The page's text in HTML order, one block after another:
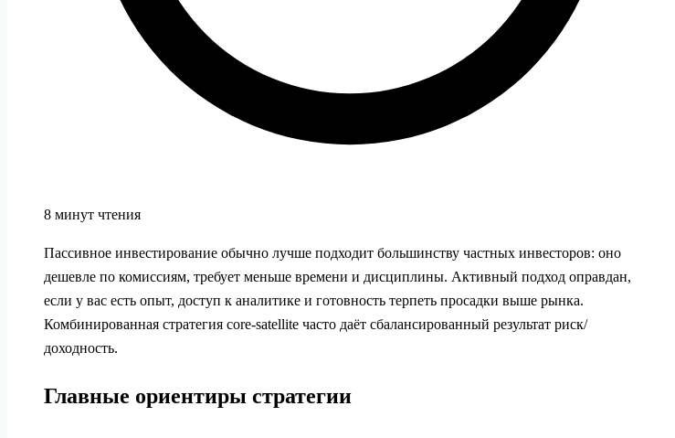
8 минут чтения
Пассивное инвестирование обычно лучше подходит большинству частных инвесторов: оно
дешевле по комиссиям, требует меньше времени и дисциплины. Активный подход оправдан,
если у вас есть опыт, доступ к аналитике и готовность терпеть просадки выше рынка.
Комбинированная стратегия core-satellite часто даёт сбалансированный результат риск/
доходность.
Главные ориентиры стратегии